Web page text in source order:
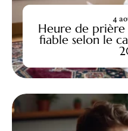
Heure de prière
fiable selon le
4